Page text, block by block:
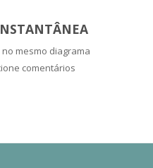
mesmo diagrama
comentários